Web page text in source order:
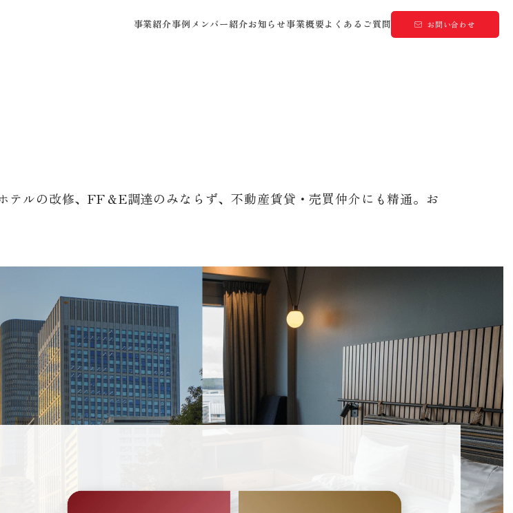
事業紹介事例 メンバー紹介お知らせ事業概要よくあるご質問 お問い合わせ
ルの改修、FF＆E調達のみならず、不動産賃貸・売買仲介にも精通。お